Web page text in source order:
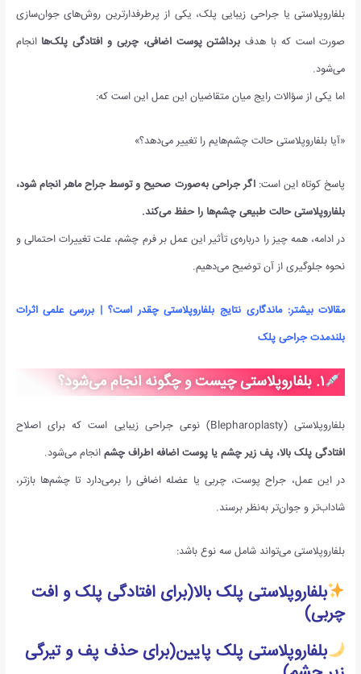
بلفاروپلاستی یا جراحی زیبایی پلک، یکی از پرطرفدارترین روش‌های جوان‌سازی
صورت است که با هدف برداشتن پوست اضافی، چربی و افتادگی پلک‌هاانجام
می‌شود.
اما یکی از سؤالات رایج میان متقاضیان این عمل این است که:
«آیا بلفاروپلاستی حالت چشم‌هایم را تغییر می‌دهد؟»
پاسخ کوتاه این است: اگر جراحی به‌صورت صحیح و توسط جراح ماهر انجام شود،
بلفاروپلاستی حالت طبیعی چشم‌ها را حفظ می‌کند.
در ادامه، همه چیز را درباره‌ی تأثیر این عمل بر فرم چشم، علت تغییرات احتمالی و
نحوه جلوگیری از آن توضیح می‌دهیم.
مقالات بیشتر: ماندگاری نتایج بلفاروپلاستی چقدر است؟ | بررسی علمی اثرات
بلندمدت جراحی پلک
۱. بلفاروپلاستی چیست و چگونه انجام می‌شود؟
بلفاروپلاستی (Blepharoplasty) نوعی جراحی زیبایی است که برای اصلاح
افتادگی پلک بالا، پف زیر چشم یا پوست اضافه اطراف چشمانجام می‌شود.
در این عمل، جراح پوست، چربی یا عضله اضافی را برمی‌دارد تا چشم‌ها بازتر،
شاداب‌تر و جوان‌تر به‌نظر برسند.
بلفاروپلاستی می‌تواند شامل سه نوع باشد:
بلفاروپلاستی پلک بالا(برای افتادگی پلک و افت
چربی)
بلفاروپلاستی پلک پایین(برای حذف پف و تیرگی